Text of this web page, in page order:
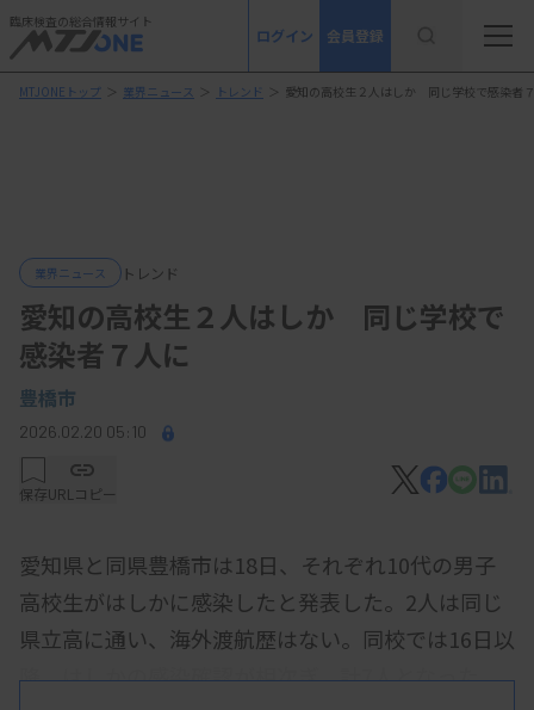
臨床検査の総合情報サイト
ログイン 会員登録
MTJONEトップ ＞ 業界ニュース ＞ トレンド ＞ 愛知の高校生２人はしか 同じ学校で感染者
業界ニュース トレンド
愛知の高校生２人はしか 同じ学校で
感染者７人に
豊橋市
2026.02.20 05:10
保存URLコピー
愛知県と同県豊橋市は18日、それぞれ10代の男子
高校生がはしかに感染したと発表した。2人は同じ
県立高に通い、海外渡航歴はない。同校では16日以
降、はしかの感染確認が相次ぎ、計7人となった。